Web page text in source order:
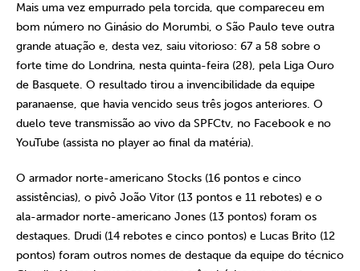
Mais uma vez empurrado pela torcida, que compareceu em
bom número no Ginásio do Morumbi, o São Paulo teve outra
grande atuação e, desta vez, saiu vitorioso: 67 a 58 sobre o
forte time do Londrina, nesta quinta-feira (28), pela Liga Ouro
de Basquete. O resultado tirou a invencibilidade da equipe
paranaense, que havia vencido seus três jogos anteriores. O
duelo teve transmissão ao vivo da SPFCtv, no Facebook e no
YouTube (assista no player ao final da matéria).
O armador norte-americano Stocks (16 pontos e cinco
assistências), o pivô João Vitor (13 pontos e 11 rebotes) e o
ala-armador norte-americano Jones (13 pontos) foram os
destaques. Drudi (14 rebotes e cinco pontos) e Lucas Brito (12
pontos) foram outros nomes de destaque da equipe do técnico